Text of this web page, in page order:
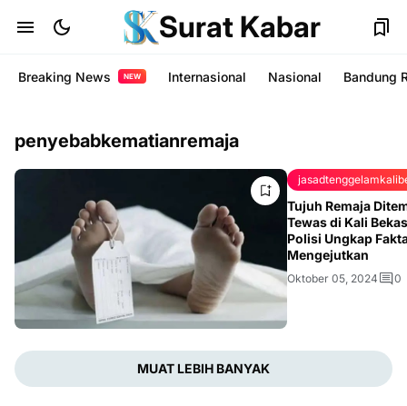
Surat Kabar
Breaking News NEW Internasional Nasional Bandung
penyebabkematianremaja
Tujuh Remaja
Tewas di Kali
Polisi Ungkap
Mengejutkan
Oktober 05, 2024 0
MUAT LEBIH BANYAK